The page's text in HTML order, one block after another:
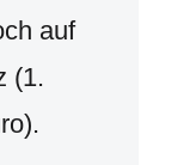
auf
(1.